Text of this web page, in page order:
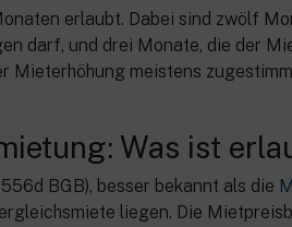
erlaubt. Dabei sind zwölf
darf, und drei Monate, die der
Mieterhöhung meistens
Was ist
BGB), besser bekannt als die
liegen. Die